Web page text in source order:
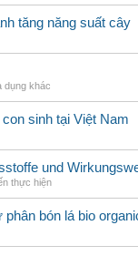
tăng năng suất cây
dụng khác
sinh tại Việt Nam
und
thực hiện
bón lá bio